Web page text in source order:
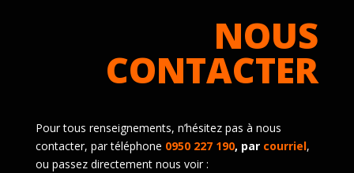
NOUS
CONTACTER
Pour tous renseignements, n’hésitez pas à nous
contacter, par téléphone 0950 227 190, par courriel,
ou passez directement nous voir :